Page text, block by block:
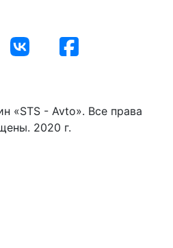
«STS - Avto». Все права
2020 г.